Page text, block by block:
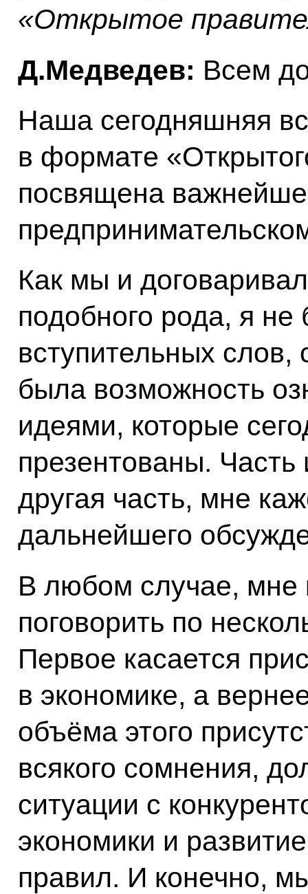
«Открытое
Д.Медведев: Всем
Наша сегодняшняя
в формате
посвящена
Как мы и
подобного рода, я
вступительных
была возможность
идеями, которые
презентованы.
другая часть, мне
дальнейшего
В любом случае, мне
поговорить по
Первое касается
в экономике, а
объёма этого
всякого сомнения,
ситуации с
экономики и
правил. И конечно,